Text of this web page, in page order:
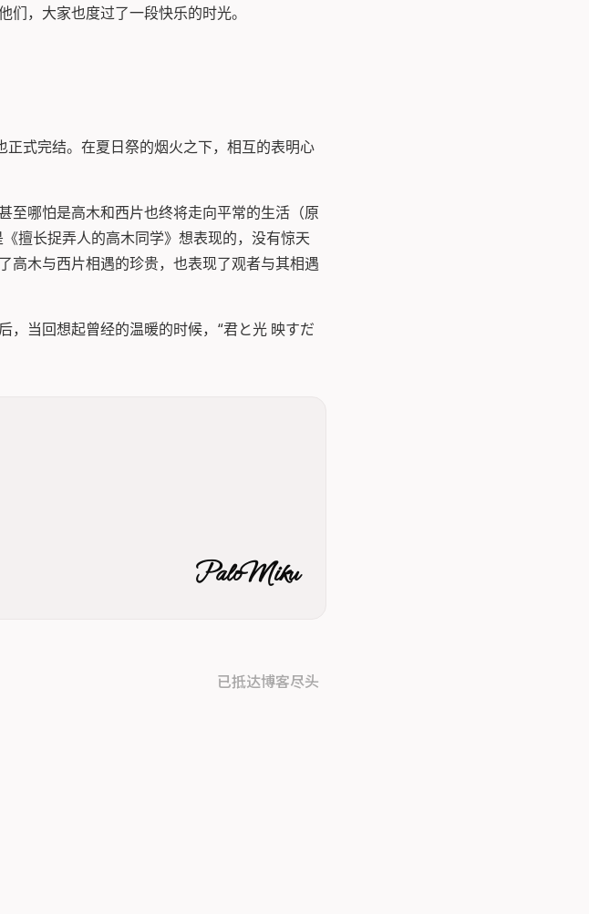
，大家也度过了一段快乐的时光。
式完结。在夏日祭的烟火之下，相互的表明心
至哪怕是高木和西片也终将走向平常的生活（原
擅长捉弄人的高木同学》想表现的，没有惊天
高木与西片相遇的珍贵，也表现了观者与其相遇
，当回想起曾经的温暖的时候，“君と光 映すだ
PaloMiku
已抵达博客尽头